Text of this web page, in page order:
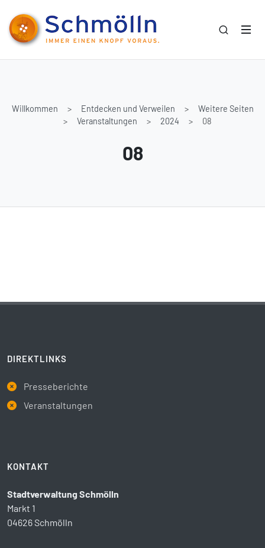
Willkommen Entdecken und Verweilen
Weitere Seiten
Veranstaltungen
2024 08
08
DIREKTLINKS
Presseberichte
Veranstaltungen
KONTAKT
Stadtverwaltung Schmölln
Markt 1
04626 Schmölln